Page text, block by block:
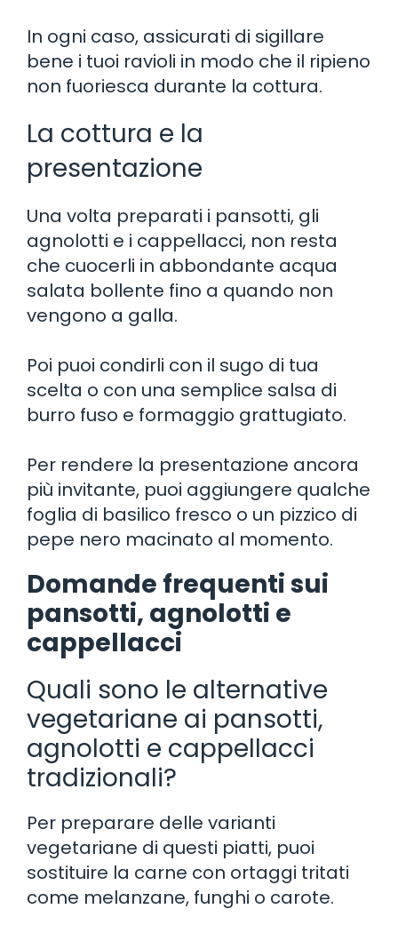
In ogni caso, assicurati di sigillare
bene i tuoi ravioli in modo che il ripieno
non fuoriesca durante la cottura.
La cottura e la
presentazione
Una volta preparati i pansotti, gli
agnolotti e i cappellacci, non resta
che cuocerli in abbondante acqua
salata bollente fino a quando non
vengono a galla.
Poi puoi condirli con il sugo di tua
scelta o con una semplice salsa di
burro fuso e formaggio grattugiato.
Per rendere la presentazione ancora
più invitante, puoi aggiungere qualche
foglia di basilico fresco o un pizzico di
pepe nero macinato al momento.
Domande frequenti sui
pansotti, agnolotti e
cappellacci
Quali sono le alternative
vegetariane ai pansotti,
agnolotti e cappellacci
tradizionali?
Per preparare delle varianti
vegetariane di questi piatti, puoi
sostituire la carne con ortaggi tritati
come melanzane, funghi o carote.